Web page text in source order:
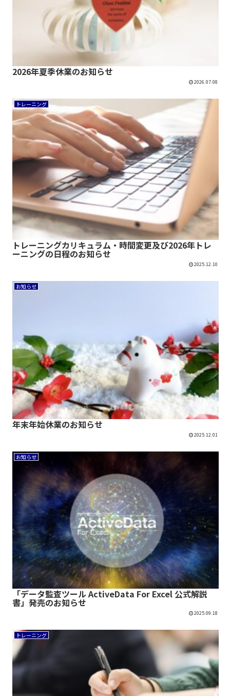
2026年夏季休業のお知らせ
2026.07.08
トレーニング
トレーニングカリキュラム・時間変更及び2026年トレ
ーニングの日程のお知らせ
2025.12.10
お知らせ
年末年始休業のお知らせ
2025.12.01
お知らせ
「データ監査ツール ActiveData For Excel 公式解説
書」発売のお知らせ
2025.09.18
トレーニング